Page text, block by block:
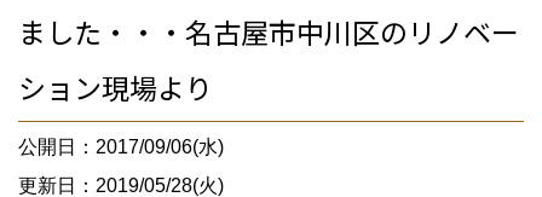
ました・・・名古屋市中川区のリノベー
ション現場より
公開日：2017/09/06(水)
更新日：2019/05/28(火)